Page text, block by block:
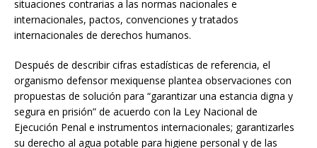
situaciones contrarias a las normas nacionales e
internacionales, pactos, convenciones y tratados
internacionales de derechos humanos.
Después de describir cifras estadísticas de referencia, el
organismo defensor mexiquense plantea observaciones con
propuestas de solución para “garantizar una estancia digna y
segura en prisión” de acuerdo con la Ley Nacional de
Ejecución Penal e instrumentos internacionales; garantizarles
su derecho al agua potable para higiene personal y de las